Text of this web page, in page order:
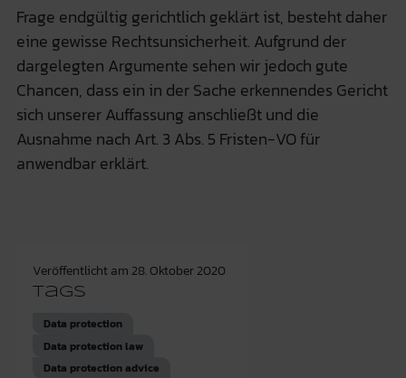
Frage endgültig gerichtlich geklärt ist, besteht daher
eine gewisse Rechtsunsicherheit. Aufgrund der
dargelegten Argumente sehen wir jedoch gute
Chancen, dass ein in der Sache erkennendes Gericht
sich unserer Auffassung anschließt und die
Ausnahme nach Art. 3 Abs. 5 Fristen-VO für
anwendbar erklärt.
Veröffentlicht am 28. Oktober 2020
Tags
Data protection
Data protection law
Data protection advice